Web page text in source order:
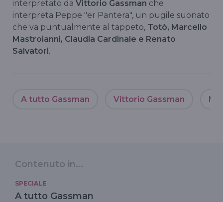
interpretato da Vittorio Gassman che
interpreta Peppe "er Pantera", un pugile suonato
che va puntualmente al tappeto, Totò, Marcello
Mastroianni, Claudia Cardinale e Renato
Salvatori.
A tutto Gassman Vittorio Gassman
Contenuto in...
SPECIALE
A tutto Gassman